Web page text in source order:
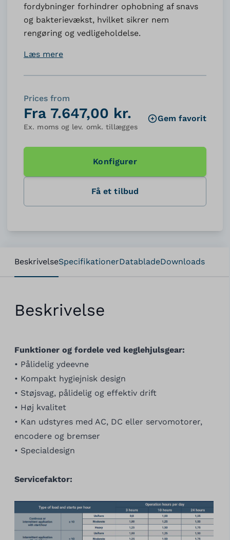
fordybninger forhindrer ophobning af snavs
og bakterievækst, hvilket sikrer nem
rengøring og vedligeholdelse.
Læs mere
Prices from
Fra 7.647,00 kr.
Ex. moms og lev. omk. tillægges
Gem favorit
Konfigurer
Få et tilbud
BeskrivelseSpecifikationerDatabladeDownloads
Beskrivelse
Funktioner og fordele ved keglehjulsgear:
• Pålidelig ydeevne
• Kompakt hygiejnisk design
• Støjsvag, pålidelig og effektiv drift
• Høj kvalitet
• Kan udstyres med AC, DC eller servomotorer,
encodere og bremser
• Specialdesign
Servicefaktor: